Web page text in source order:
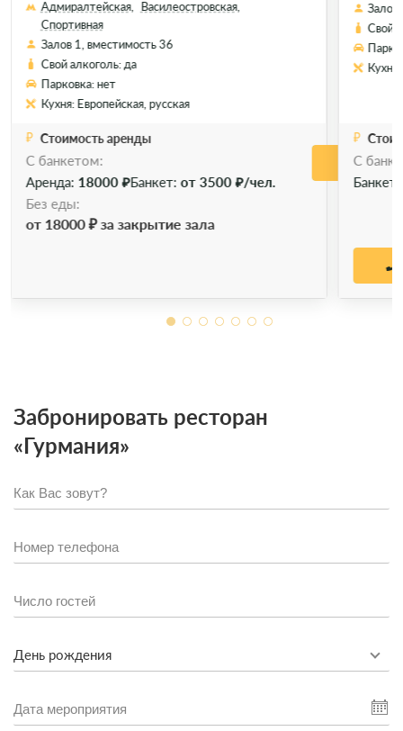
Адмиралтейская,
Василеостровская,
Спортивная
Залов 1, вместимость 36
Свой алкоголь: да
Парковка: нет
Кухня: Европейская, русская
Стоимость аренды
C банкетом:
Аренда: 18000 ₽Банкет:от 3500 ₽/чел.
Без еды:
от 18000 ₽ за закрытие зала
Залов
Свой
C
Банкет:
Забронировать ресторан
«Гурмания»
День рождения